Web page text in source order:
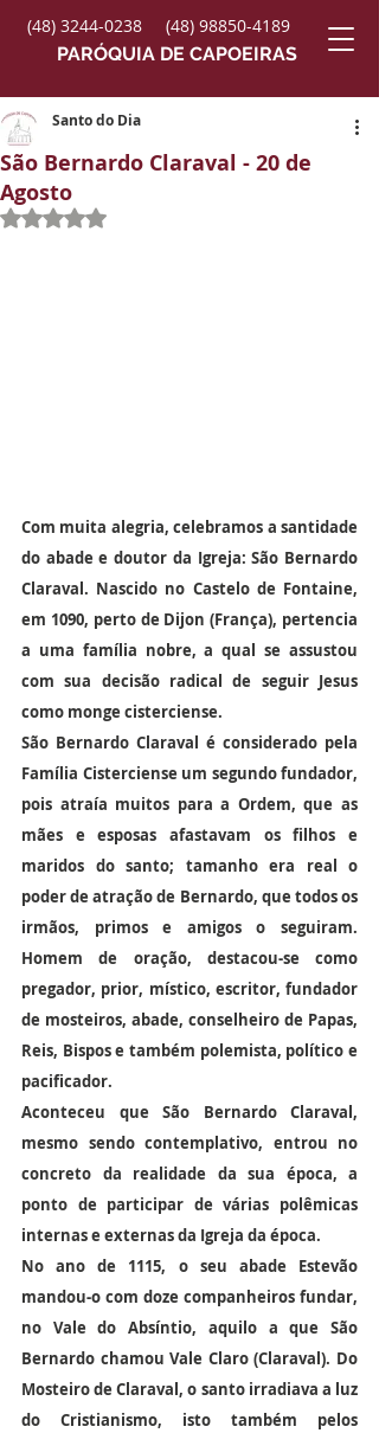
(48) 3244-0238
(48) 98850-4189
PARÓQUIA DE CAPOEIRAS
São Bernardo Claraval - 20 de
Agosto
Santo do Dia
Avaliado com NaN de 5 estrelas.
Com muita alegria, celebramos a santidade
do abade e doutor da Igreja: São Bernardo
Claraval. Nascido no Castelo de Fontaine,
em 1090, perto de Dijon (França), pertencia
a uma família nobre, a qual se assustou
com sua decisão radical de seguir Jesus
como monge cisterciense.
São Bernardo Claraval é considerado pela
Família Cisterciense um segundo fundador,
pois atraía muitos para a Ordem, que as
mães e esposas afastavam os filhos e
maridos do santo; tamanho era real o
poder de atração de Bernardo, que todos os
irmãos, primos e amigos o seguiram.
Homem de oração, destacou-se como
pregador, prior, místico, escritor, fundador
de mosteiros, abade, conselheiro de Papas,
Reis, Bispos e também polemista, político e
pacificador.
Aconteceu que São Bernardo Claraval,
mesmo sendo contemplativo, entrou no
concreto da realidade da sua época, a
ponto de participar de várias polêmicas
internas e externas da Igreja da época.
No ano de 1115, o seu abade Estevão
mandou-o com doze companheiros fundar,
no Vale do Absíntio, aquilo a que São
Bernardo chamou Vale Claro (Claraval). Do
Mosteiro de Claraval, o santo irradiava a luz
do Cristianismo, isto também pelos